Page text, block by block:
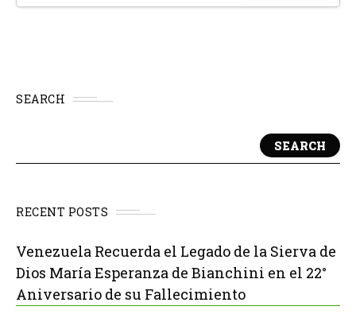
SEARCH
SEARCH
RECENT POSTS
Venezuela Recuerda el Legado de la Sierva de
Dios María Esperanza de Bianchini en el 22°
Aniversario de su Fallecimiento